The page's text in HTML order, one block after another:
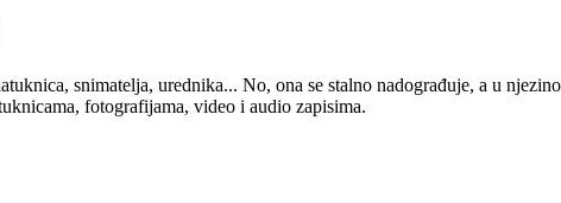
snimatelja, urednika... No, ona se stalno nadograđuje, a u
fotografijama, video i audio zapisima.